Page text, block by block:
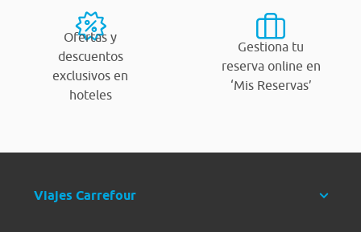
Ofertas y
descuentos
exclusivos en
hoteles
Gestiona tu
reserva online en
‘Mis Reservas’
Viajes Carrefour